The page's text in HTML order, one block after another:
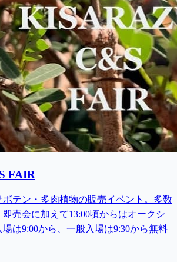
FAIR
テン・多肉植物の販売イベント。多数
売会に加えて13:00頃からはオークシ
は9:00から、一般入場は9:30から無料